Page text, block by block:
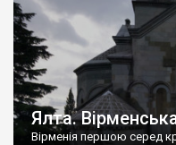
Ялта.
Вірменія першою серед